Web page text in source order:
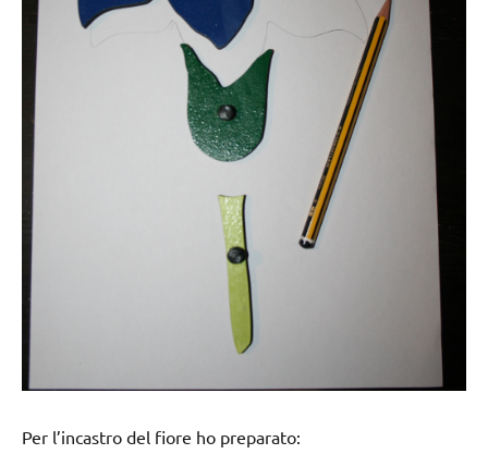
Per l’incastro del fiore ho preparato: